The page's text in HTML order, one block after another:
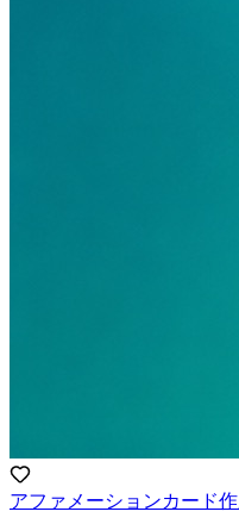
アファメーションカード